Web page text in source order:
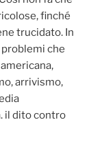
finché
trucidato. In
che
arrivismo,
il dito contro